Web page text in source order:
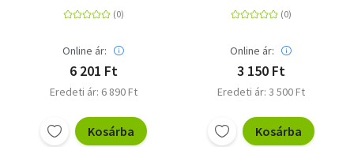
Online ár:
6 201 Ft
Eredeti ár: 6 890 Ft
Kosárba
megmenteni
Online ár:
3 150 Ft
Eredeti ár: 3 500 Ft
Kosárba